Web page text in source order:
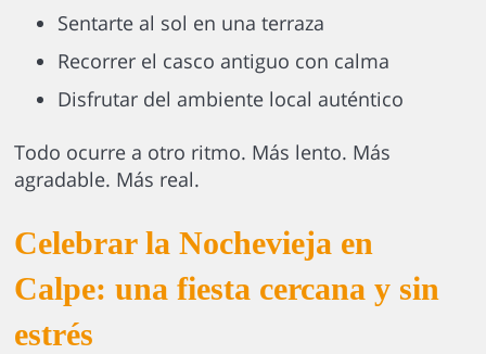
Sentarte al sol en una terraza
Recorrer el casco antiguo con calma
Disfrutar del ambiente local auténtico
Todo ocurre a otro ritmo. Más lento. Más
agradable. Más real.
Celebrar la Nochevieja en
Calpe: una fiesta cercana y sin
estrés